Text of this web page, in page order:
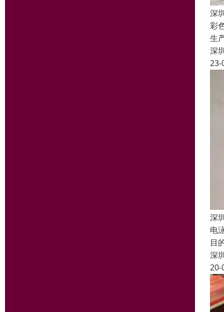
深
彩
生
深
23-
深
电
目
深
20-